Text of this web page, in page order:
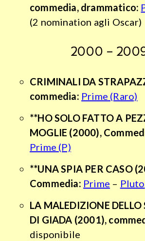
commedia, drammatico:
(2 nomination agli Oscar)
2000 –
CRIMINALI DA
commedia: Prime (Raro)
**HO SOLO FATTO A
MOGLIE (2000),
Prime (P)
**UNA SPIA PER CASO
Commedia: Prime – Pluto
LA MALEDIZIONE DELLO
DI GIADA (2001),
disponibile